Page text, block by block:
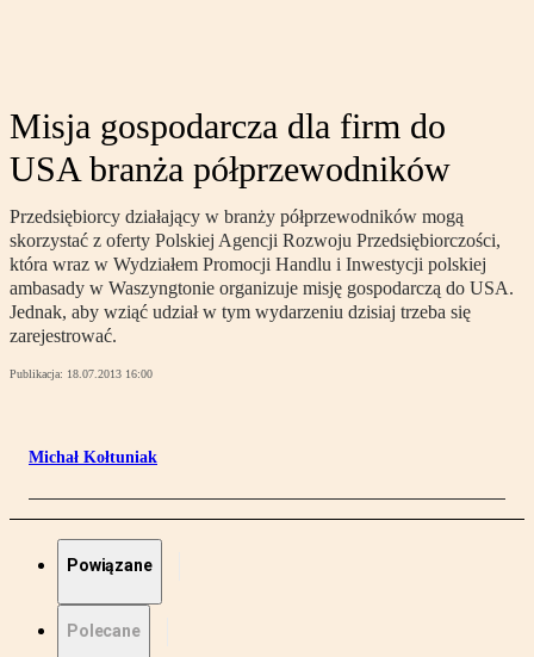
Misja gospodarcza dla firm do
USA branża półprzewodników
Przedsiębiorcy działający w branży półprzewodników mogą
skorzystać z oferty Polskiej Agencji Rozwoju Przedsiębiorczości,
która wraz w Wydziałem Promocji Handlu i Inwestycji polskiej
ambasady w Waszyngtonie organizuje misję gospodarczą do USA.
Jednak, aby wziąć udział w tym wydarzeniu dzisiaj trzeba się
zarejestrować.
Publikacja: 18.07.2013 16:00
Michał Kołtuniak
Powiązane
Polecane